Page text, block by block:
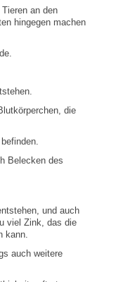
an den
hingegen machen
die
Belecken des
und auch
viel Zink, das die
kann.
auch weitere